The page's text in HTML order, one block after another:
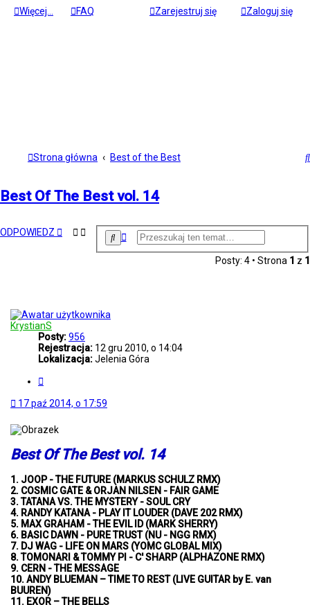
Więcej… FAQ Zaloguj się
Zarejestruj się
Strona główna Best of the Best
Best Of The Best vol. 14
ODPOWIEDZ
S
z
W
i
e
w
n
e
Posty: 4 • Strona 1 z 1
KrystianS
Posty:956
Rejestracja: 12 gru 2010, o 14:04
Lokalizacja:Jelenia Góra
t
17 paź 2014, o 17:59
Best Of The Best vol. 14
1. JOOP - THE FUTURE (MARKUS SCHULZ RMX)
2. COSMIC GATE & ORJAN NILSEN - FAIR GAME
3. TATANA VS. THE MYSTERY - SOUL CRY
4. RANDY KATANA - PLAY IT LOUDER (DAVE 202 RMX)
5. MAX GRAHAM - THE EVIL ID (MARK SHERRY)
6. BASIC DAWN - PURE TRUST (NU - NGG RMX)
7. DJ WAG - LIFE ON MARS (YOMC GLOBAL MIX)
8. TOMONARI & TOMMY PI - C' SHARP (ALPHAZONE RMX)
9. CERN - THE MESSAGE
10. ANDY BLUEMAN – TIME TO REST (LIVE GUITAR by E. van
BUUREN)
11. EXOR – THE BELLS